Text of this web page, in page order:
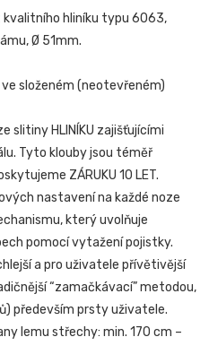
kvalitního hliníku typu 6063,
Ø 51mm.
složeném (neotevřeném)
slitiny HLINÍKU zajišťujícími
Tyto klouby jsou téměř
ZÁRUKU 10 LET.
nastavení na každé noze
který uvolňuje
pomocí vytažení pojistky.
a pro uživatele přívětivější
“zamačkávací” metodou,
především prsty uživatele.
lemu střechy: min. 170 cm –